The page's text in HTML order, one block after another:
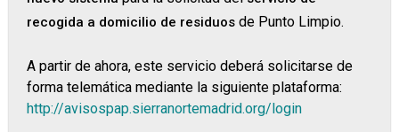
recogida a domicilio de residuos de Punto Limpio.
A partir de ahora, este servicio deberá solicitarse de
forma telemática mediante la siguiente plataforma:
http://avisospap.sierranortemadrid.org/login